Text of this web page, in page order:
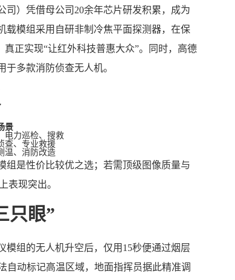
司）凭借母公司20余年芯片研发积累，成为
载模组采用自研非制冷焦平面探测器，在保
正实现“让红外科技普惠大众”。同时，高德
多款消防侦查无人机。
景
电力巡检、搜救
查、专业救援
温、消防改造
组是性价比较优之选；若需顶级图像质量与
表现突出。
只眼”
组的无人机升空后，仅用15秒便通过烟层
动标记高温区域，地面指挥员据此精准调